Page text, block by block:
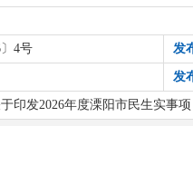
4号 发
发
印发2026年度溧阳市民生实事